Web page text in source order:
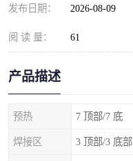
发布日期： 2026-08-09
阅 读 量： 61
产品描述
预热 7 顶部/7 底
焊接区 3 顶部/3 底部